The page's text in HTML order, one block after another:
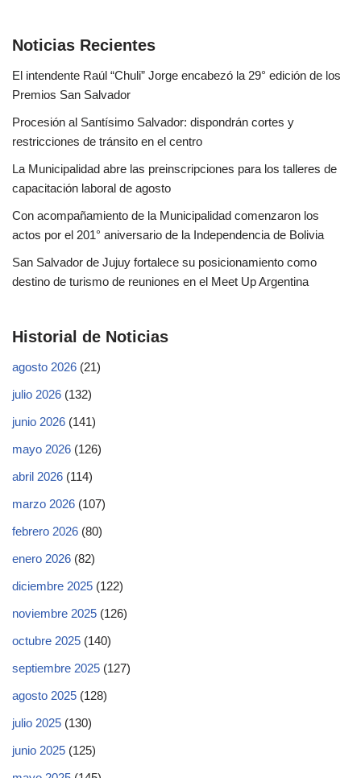
Noticias Recientes
El intendente Raúl “Chuli” Jorge encabezó la 29° edición de los
Premios San Salvador
Procesión al Santísimo Salvador: dispondrán cortes y
restricciones de tránsito en el centro
La Municipalidad abre las preinscripciones para los talleres de
capacitación laboral de agosto
Con acompañamiento de la Municipalidad comenzaron los
actos por el 201° aniversario de la Independencia de Bolivia
San Salvador de Jujuy fortalece su posicionamiento como
destino de turismo de reuniones en el Meet Up Argentina
Historial de Noticias
agosto 2026 (21)
julio 2026 (132)
junio 2026 (141)
mayo 2026 (126)
abril 2026 (114)
marzo 2026 (107)
febrero 2026 (80)
enero 2026 (82)
diciembre 2025 (122)
noviembre 2025 (126)
octubre 2025 (140)
septiembre 2025 (127)
agosto 2025 (128)
julio 2025 (130)
junio 2025 (125)